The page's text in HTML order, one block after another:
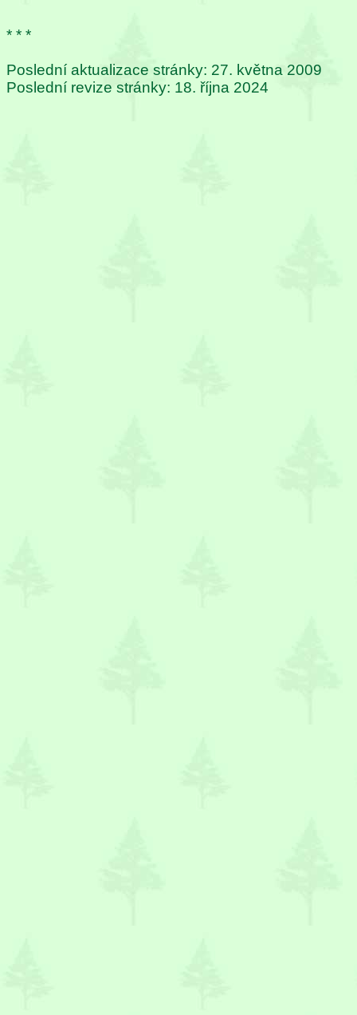
* * *
Poslední aktualizace stránky: 27. května 2009
Poslední revize stránky: 18. října 2024